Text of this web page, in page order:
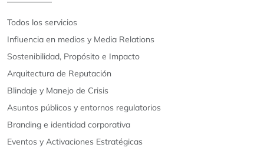
Todos los servicios
Influencia en medios y Media Relations
Sostenibilidad, Propósito e Impacto
Arquitectura de Reputación
Blindaje y Manejo de Crisis
Asuntos públicos y entornos regulatorios
Branding e identidad corporativa
Eventos y Activaciones Estratégicas